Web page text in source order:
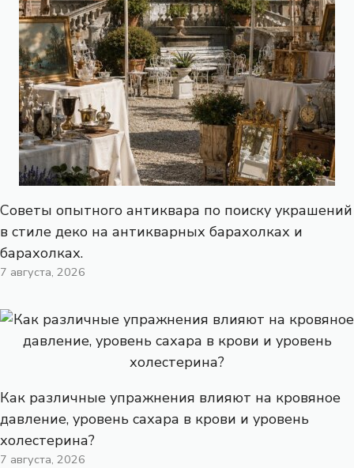
Советы опытного антиквара по поиску украшений
в стиле деко на антикварных барахолках и
барахолках.
7 августа, 2026
Как различные упражнения влияют на кровяное
давление, уровень сахара в крови и уровень
холестерина?
7 августа, 2026